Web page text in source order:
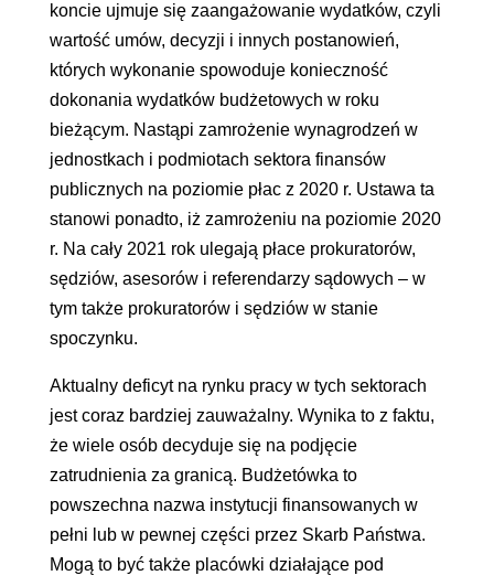
koncie ujmuje się zaangażowanie wydatków, czyli
wartość umów, decyzji i innych postanowień,
których wykonanie spowoduje konieczność
dokonania wydatków budżetowych w roku
bieżącym. Nastąpi zamrożenie wynagrodzeń w
jednostkach i podmiotach sektora finansów
publicznych na poziomie płac z 2020 r. Ustawa ta
stanowi ponadto, iż zamrożeniu na poziomie 2020
r. Na cały 2021 rok ulegają płace prokuratorów,
sędziów, asesorów i referendarzy sądowych – w
tym także prokuratorów i sędziów w stanie
spoczynku.
Aktualny deficyt na rynku pracy w tych sektorach
jest coraz bardziej zauważalny. Wynika to z faktu,
że wiele osób decyduje się na podjęcie
zatrudnienia za granicą. Budżetówka to
powszechna nazwa instytucji finansowanych w
pełni lub w pewnej części przez Skarb Państwa.
Mogą to być także placówki działające pod